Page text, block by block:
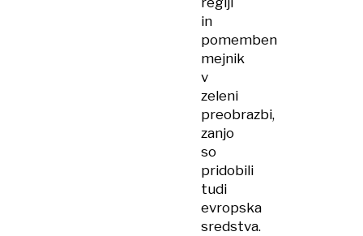
in
pomemben
mejnik
v
zeleni
preobrazbi,
zanjo
so
pridobili
tudi
evropska
sredstva.